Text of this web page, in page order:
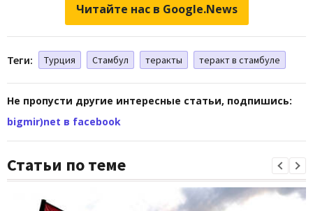
Читайте нас в Google.News
Теги: Турция Стамбул теракты теракт в стамбуле
Не пропусти другие интересные статьи, подпишись:
bigmir)net в facebook
Статьи по теме